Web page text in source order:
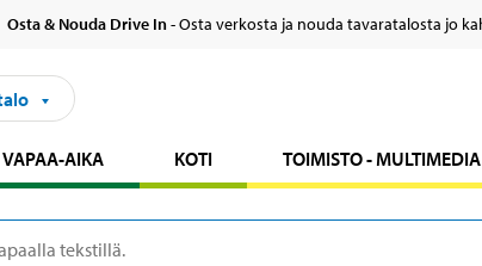
Osta & Nouda Drive In- Osta verkosta ja nouda tavaratalosta jo
VAPAA-AIKA KOTI TOIMISTO - MULTIMEDIA